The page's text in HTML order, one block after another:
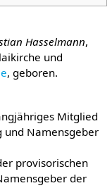
Hasselmann,
und
, geboren.
Mitglied
und Namensgeber
provisorischen
der